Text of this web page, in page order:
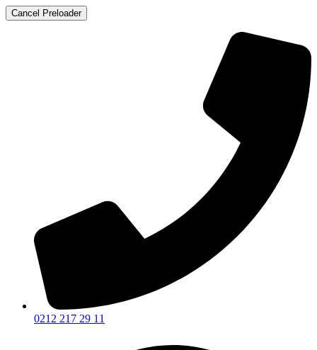
Cancel Preloader
0212 217 29 11